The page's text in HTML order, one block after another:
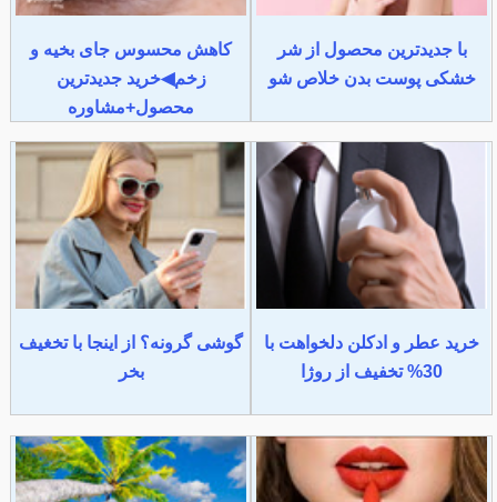
با جدیدترین محصول از شر
خشکی پوست بدن خلاص شو
کاهش محسوس جای بخیه و
زخم◀خرید جدیدترین
محصول+مشاوره
خرید عطر و ادکلن دلخواهت با
30% تخفیف از روژا
گوشی گرونه؟ از اینجا با تخغیف
بخر